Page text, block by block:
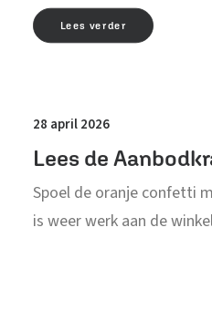
Lees verder
28 april 2026
Lees de
Spoel de oranje confetti
is weer werk aan de